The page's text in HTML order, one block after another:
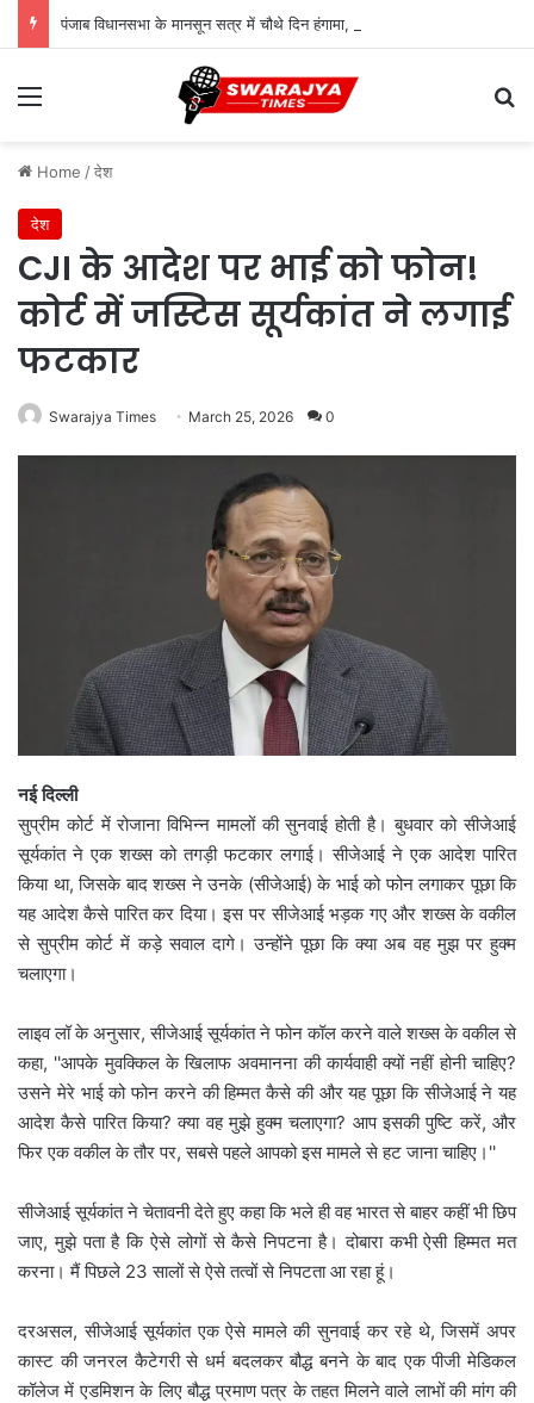
Menu
Home /देश
देश
CJI के आदेश पर भाई को फोन!
कोर्ट में जस्टिस सूर्यकांत ने लगाई
फटकार
Swarajya Times March 25, 2026 0
नई दिल्ली
सुप्रीम कोर्ट में रोजाना विभिन्न मामलों की सुनवाई होती है। बुधवार को सीजेआई
सूर्यकांत ने एक शख्स को तगड़ी फटकार लगाई। सीजेआई ने एक आदेश पारित
किया था, जिसके बाद शख्स ने उनके (सीजेआई) के भाई को फोन लगाकर पूछा कि
यह आदेश कैसे पारित कर दिया। इस पर सीजेआई भड़क गए और शख्स के वकील
से सुप्रीम कोर्ट में कड़े सवाल दागे। उन्होंने पूछा कि क्या अब वह मुझ पर हुक्म
चलाएगा।
लाइव लॉ के अनुसार, सीजेआई सूर्यकांत ने फोन कॉल करने वाले शख्स के वकील से
कहा, ''आपके मुवक्किल के खिलाफ अवमानना ​​की कार्यवाही क्यों नहीं होनी चाहिए?
उसने मेरे भाई को फोन करने की हिम्मत कैसे की और यह पूछा कि सीजेआई ने यह
आदेश कैसे पारित किया? क्या वह मुझे हुक्म चलाएगा? आप इसकी पुष्टि करें, और
फिर एक वकील के तौर पर, सबसे पहले आपको इस मामले से हट जाना चाहिए।''
सीजेआई सूर्यकांत ने चेतावनी देते हुए कहा कि भले ही वह भारत से बाहर कहीं भी छिप
जाए, मुझे पता है कि ऐसे लोगों से कैसे निपटना है। दोबारा कभी ऐसी हिम्मत मत
करना। मैं पिछले 23 सालों से ऐसे तत्वों से निपटता आ रहा हूं।
दरअसल, सीजेआई सूर्यकांत एक ऐसे मामले की सुनवाई कर रहे थे, जिसमें अपर
कास्ट की जनरल कैटेगरी से धर्म बदलकर बौद्ध बनने के बाद एक पीजी मेडिकल
कॉलेज में एडमिशन के लिए बौद्ध प्रमाण पत्र के तहत मिलने वाले लाभों की मांग की